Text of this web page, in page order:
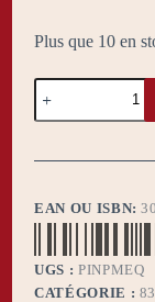
Plus que 10 en
quantité
de
Pin's
Equerre
maître
Vénérable
EAN OU ISBN:
UGS : PINPMEQ
CATÉGORIE :